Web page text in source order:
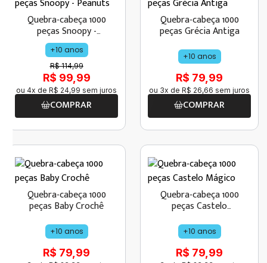
Quebra-cabeça 1000
peças Snoopy -
Peanuts
+10 anos
R$ 114,99
R$ 99,99
ou 4x de R$ 24,99 sem juros
COMPRAR
Quebra-cabeça 1000
peças Grécia Antiga
+10 anos
R$ 79,99
ou 3x de R$ 26,66 sem juros
COMPRAR
Quebra-cabeça 1000
peças Baby Crochê
+10 anos
R$ 79,99
Quebra-cabeça 1000
peças Castelo
+10 anos
R$ 79,99